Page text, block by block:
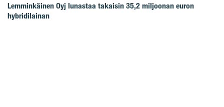
Lemminkäinen Oyj lunastaa takaisin 35,2 miljoonan euron
hybridilainan